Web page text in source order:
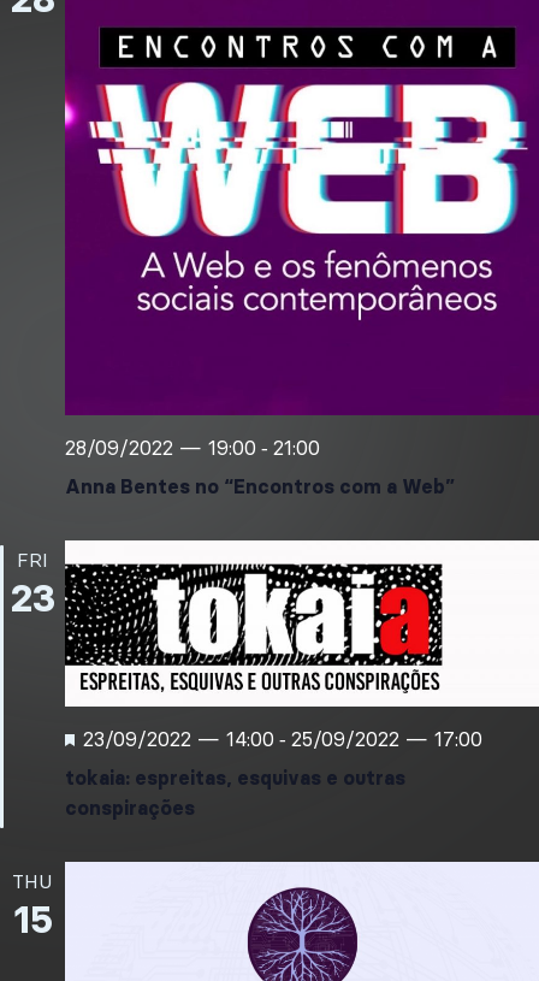
Anna Bentes no “Encontros com a Web”
28/09/2022 — 19:00 - 21:00
FRI
23
tokaia: espreitas, esquivas e outras
conspirações
F
e
a
t
u
d
23/09/2022 — 14:00 - 25/09/2022 — 17:00
THU
15